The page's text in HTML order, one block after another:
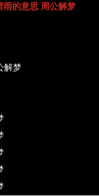
雨的意思 周公解梦
解梦